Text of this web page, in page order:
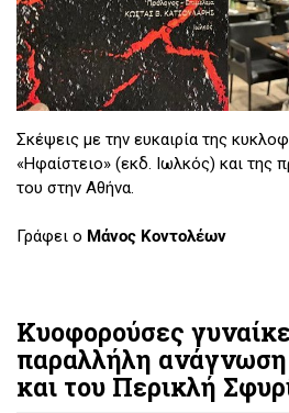
Σκέψεις με την ευκαιρία της
«Ηφαίστειο» (εκδ. Ιωλκός) και της
του στην Αθήνα.
Γράφει ο Μάνος Κοντολέων
Κυοφορούσες
παραλλήλη ανάγνωση
και του Περικλή